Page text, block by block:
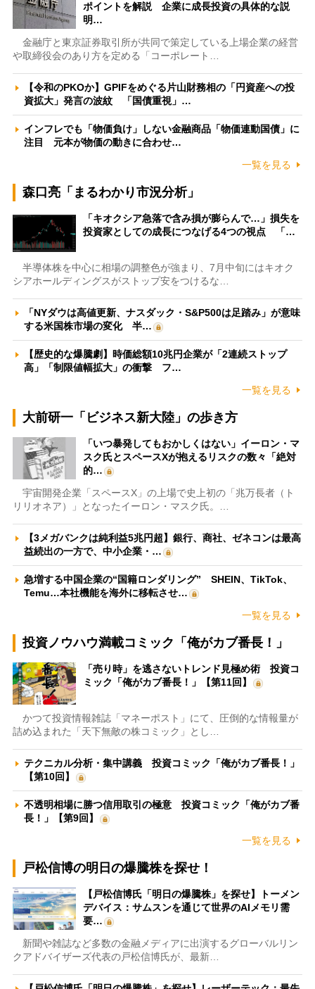
ポイントを解説 企業に成長投資の具体的な説
明…
金融庁と東京証券取引所が共同で策定している上場企業の経営
や取締役会のあり方を定める「コーポレート…
【令和のPKOか】GPIFをめぐる片山財務相の「円資産への投
資拡大」発言の波紋 「国債重視」…
インフレでも「物価負け」しない金融商品「物価連動国債」に
注目 元本が物価の動きに合わせ…
一覧を見る
森口亮「まるわかり市況分析」
「キオクシア急落で含み損が膨らんで…」損失を
投資家としての成長につなげる4つの視点 「…
半導体株を中心に相場の調整色が強まり、7月中旬にはキオク
シアホールディングスがストップ安をつけるな…
「NYダウは高値更新、ナスダック・S&P500は足踏み」が意味
する米国株市場の変化 半…
【歴史的な爆騰劇】時価総額10兆円企業が「2連続ストップ
高」「制限値幅拡大」の衝撃 フ…
一覧を見る
大前研一「ビジネス新大陸」の歩き方
「いつ暴発してもおかしくはない」イーロン・マ
スク氏とスペースXが抱えるリスクの数々「絶対
的…
宇宙開発企業「スペースX」の上場で史上初の「兆万長者（ト
リリオネア）」となったイーロン・マスク氏。…
【3メガバンクは純利益5兆円超】銀行、商社、ゼネコンは最高
益続出の一方で、中小企業・…
急増する中国企業の“国籍ロンダリング” SHEIN、TikTok、
Temu…本社機能を海外に移転させ…
一覧を見る
投資ノウハウ満載コミック「俺がカブ番長！」
「売り時」を逃さないトレンド見極め術 投資コ
ミック「俺がカブ番長！」【第11回】
かつて投資情報雑誌「マネーポスト」にて、圧倒的な情報量が
詰め込まれた「天下無敵の株コミック」とし…
テクニカル分析・集中講義 投資コミック「俺がカブ番長！」
【第10回】
不透明相場に勝つ信用取引の極意 投資コミック「俺がカブ番
長！」【第9回】
一覧を見る
戸松信博の明日の爆騰株を探せ！
【戸松信博氏「明日の爆騰株」を探せ】トーメン
デバイス：サムスンを通じて世界のAIメモリ需
要…
新聞や雑誌など多数の金融メディアに出演するグローバルリン
クアドバイザーズ代表の戸松信博氏が、最新…